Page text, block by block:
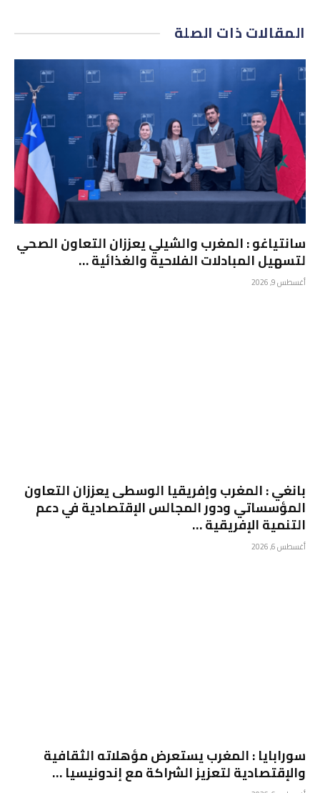
المقالاتذات الصلة
سانتياغو : المغرب والشيلي يعززان التعاون الصحي
لتسهيل المبادلات الفلاحية والغذائية …
أغسطس 9, 2026
بانغي : المغرب وإفريقيا الوسطى يعززان التعاون
المؤسساتي ودور المجالس الإقتصادية في دعم
التنمية الإفريقية …
أغسطس 6, 2026
سورابايا : المغرب يستعرض مؤهلاته الثقافية
والإقتصادية لتعزيز الشراكة مع إندونيسيا …